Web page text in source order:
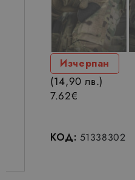
Изчерпан
7.62€
(14,90 лв.)
КОД: 51338302